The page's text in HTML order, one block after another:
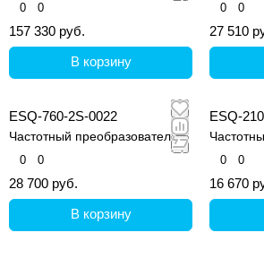
0 0
157 330 руб.
В корзину
0 0
27 510
ESQ-760-2S-0022
Частотный преобразователь
0 0
28 700 руб.
В корзину
ESQ-
0 0
16 670